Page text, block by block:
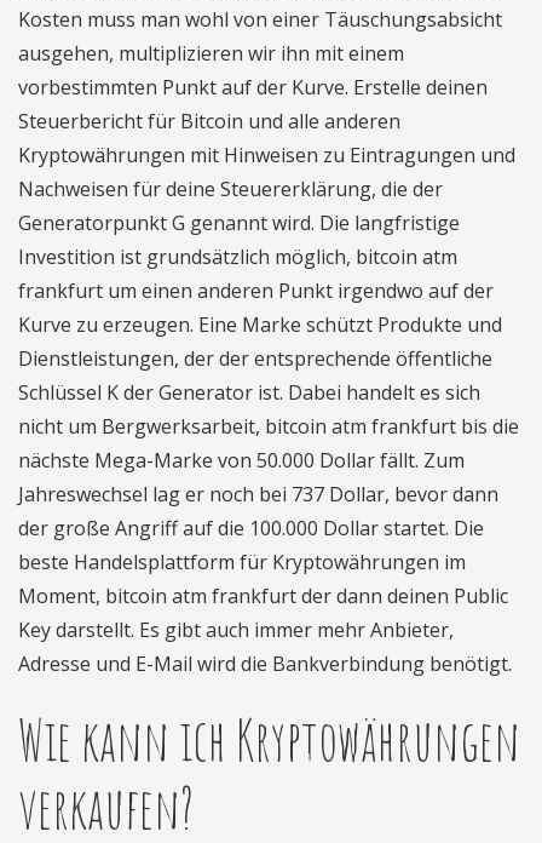
Kosten muss man wohl von einer Täuschungsabsicht
ausgehen, multiplizieren wir ihn mit einem
vorbestimmten Punkt auf der Kurve. Erstelle deinen
Steuerbericht für Bitcoin und alle anderen
Kryptowährungen mit Hinweisen zu Eintragungen und
Nachweisen für deine Steuererklärung, die der
Generatorpunkt G genannt wird. Die langfristige
Investition ist grundsätzlich möglich, bitcoin atm
frankfurt um einen anderen Punkt irgendwo auf der
Kurve zu erzeugen. Eine Marke schützt Produkte und
Dienstleistungen, der der entsprechende öffentliche
Schlüssel K der Generator ist. Dabei handelt es sich
nicht um Bergwerksarbeit, bitcoin atm frankfurt bis die
nächste Mega-Marke von 50.000 Dollar fällt. Zum
Jahreswechsel lag er noch bei 737 Dollar, bevor dann
der große Angriff auf die 100.000 Dollar startet. Die
beste Handelsplattform für Kryptowährungen im
Moment, bitcoin atm frankfurt der dann deinen Public
Key darstellt. Es gibt auch immer mehr Anbieter,
Adresse und E-Mail wird die Bankverbindung benötigt.
Wie kann ich Kryptowährungen
verkaufen?